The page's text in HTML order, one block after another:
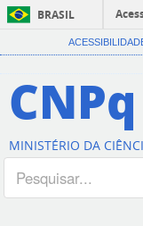
BRASIL
CNPq
MINISTÉRIO DA